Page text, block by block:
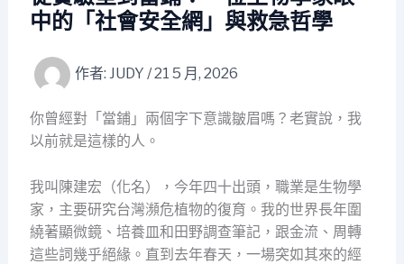
中的「社會安全網」與救急哲學
作者: JUDY /21 5 月, 2026
你曾經對「當鋪」兩個字下意識皺眉嗎？老實說，我
以前就是這樣的人。
我叫陳建宏（化名），今年四十出頭，職業是生物學
家，主要研究台灣瀕危植物的復育。我的世界長年圍
繞著顯微鏡、培養皿和田野調查筆記，跟金流、周轉
這些詞幾乎絕緣。直到去年春天，一場突如其來的經